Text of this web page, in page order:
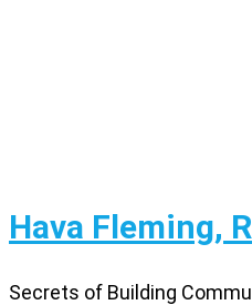
Hava Fleming,
Secrets of Building